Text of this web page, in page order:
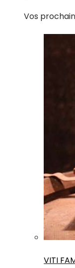
Vos
VITI